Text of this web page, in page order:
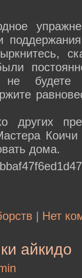
будете
других
дома.
| Нет
айкидо